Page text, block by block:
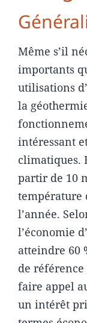
Même s’il
importants
utilisations
la
intéressant
climatiques.
partir de 10
température
l’année.
l’économie
atteindre 60
de référence
faire appel
un intérêt